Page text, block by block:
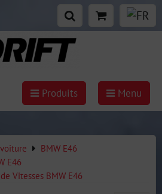
Produits Menu
BMW E46
E46
Vitesses BMW E46